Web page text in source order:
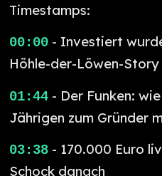
Timestamps:
00:00 - Investiert
Höhle-der-Löwen-Story
01:44 - Der Funken:
Jährigen zum Gründer
03:38 - 170.000 Euro
Schock danach